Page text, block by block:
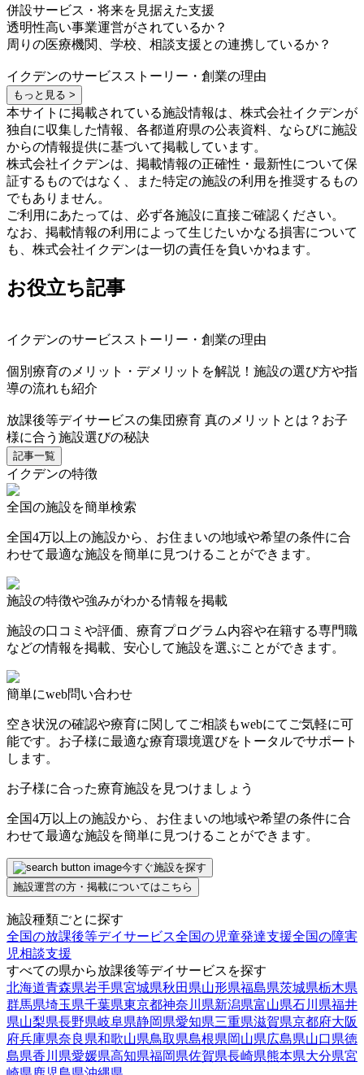
併設サービス・将来を見据えた支援
透明性高い事業運営がされているか？
周りの医療機関、学校、相談支援との連携しているか？
イクデンのサービスストーリー・創業の理由
もっと見る >
本サイトに掲載されている施設情報は、株式会社イクデンが
独自に収集した情報、各都道府県の公表資料、ならびに施設
からの情報提供に基づいて掲載しています。
株式会社イクデンは、掲載情報の正確性・最新性について保
証するものではなく、また特定の施設の利用を推奨するもの
でもありません。
ご利用にあたっては、必ず各施設に直接ご確認ください。
なお、掲載情報の利用によって生じたいかなる損害について
も、株式会社イクデンは一切の責任を負いかねます。
お役立ち記事
イクデンのサービスストーリー・創業の理由
個別療育のメリット・デメリットを解説！施設の選び方や指
導の流れも紹介
放課後等デイサービスの集団療育 真のメリットとは？お子
様に合う施設選びの秘訣
記事一覧
イクデンの特徴
全国の施設を簡単検索
全国4万以上の施設から、お住まいの地域や希望の条件に合
わせて最適な施設を簡単に見つけることができます。
施設の特徴や強みがわかる情報を掲載
施設の口コミや評価、療育プログラム内容や在籍する専門職
などの情報を掲載、安心して施設を選ぶことができます。
簡単にweb問い合わせ
空き状況の確認や療育に関してご相談もwebにてご気軽に可
能です。お子様に最適な療育環境選びをトータルでサポート
します。
お子様に合った療育施設を見つけましょう
全国4万以上の施設から、お住まいの地域や希望の条件に合
わせて最適な施設を簡単に見つけることができます。
今すぐ施設を探す
施設運営の方・掲載についてはこちら
施設種類ごとに探す
全国の放課後等デイサービス全国の児童発達支援全国の障害
児相談支援
すべての県から放課後等デイサービスを探す
北海道青森県岩手県宮城県秋田県山形県福島県茨城県栃木県
群馬県埼玉県千葉県東京都神奈川県新潟県富山県石川県福井
県山梨県長野県岐阜県静岡県愛知県三重県滋賀県京都府大阪
府兵庫県奈良県和歌山県鳥取県島根県岡山県広島県山口県徳
島県香川県愛媛県高知県福岡県佐賀県長崎県熊本県大分県宮